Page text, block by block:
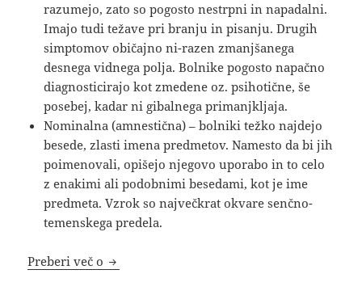
razumejo, zato so pogosto nestrpni in napadalni.
Imajo tudi težave pri branju in pisanju. Drugih
simptomov običajno ni-razen zmanjšanega
desnega vidnega polja. Bolnike pogosto napačno
diagnosticirajo kot zmedene oz. psihotične, še
posebej, kadar ni gibalnega primanjkljaja.
Nominalna (amnestična) – bolniki težko najdejo
besede, zlasti imena predmetov. Namesto da bi jih
poimenovali, opišejo njegovo uporabo in to celo
z enakimi ali podobnimi besedami, kot je ime
predmeta. Vzrok so največkrat okvare senčno-
temenskega predela.
Preberi več o Nevrologija